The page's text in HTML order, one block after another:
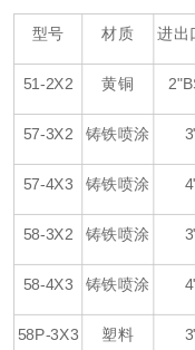
型号 材质 进出
51-2X2 黄铜
57-3X2 铸铁喷涂
57-4X3 铸铁喷涂
58-3X2 铸铁喷涂
58-4X3 铸铁喷涂
58P-3X3 塑料